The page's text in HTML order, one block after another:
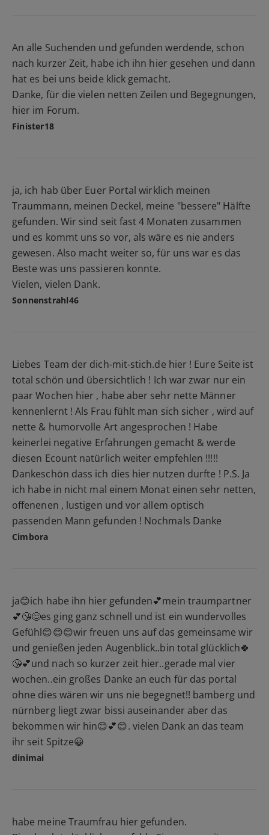
An alle Suchenden und gefunden werdende, schon
nach kurzer Zeit, habe ich ihn hier gesehen und dann
hat es bei uns beide klick gemacht.
Danke, für die vielen netten Zeilen und Begegnungen,
hier im Forum.
Finister18
ja, ich hab über Euer Portal wirklich meinen
Traummann, meinen Deckel, meine "bessere" Hälfte
gefunden. Wir sind seit fast 4 Monaten zusammen
und es kommt uns so vor, als wäre es nie anders
gewesen. Also macht weiter so, für uns war es das
Beste was uns passieren konnte.
Vielen, vielen Dank.
Sonnenstrahl46
Liebes Team der dich-mit-stich.de hier ! Eure Seite ist
total schön und übersichtlich ! Ich war zwar nur ein
paar Wochen hier , habe aber sehr nette Männer
kennenlernt ! Als Frau fühlt man sich sicher , wird auf
nette & humorvolle Art angesprochen ! Habe
keinerlei negative Erfahrungen gemacht & werde
diesen Ecount natürlich weiter empfehlen !!!!!
Dankeschön dass ich dies hier nutzen durfte ! P.S. Ja
ich habe in nicht mal einem Monat einen sehr netten,
offenenen , lustigen und vor allem optisch
passenden Mann gefunden ! Nochmals Danke
Cimbora
ja😊ich habe ihn hier gefunden💕mein traumpartner
💕😘😊es ging ganz schnell und ist ein wundervolles
Gefühl😊😊😊wir freuen uns auf das gemeinsame wir
und genießen jeden Augenblick..bin total glücklich🍀
😘💕und nach so kurzer zeit hier..gerade mal vier
wochen..ein großes Danke an euch für das portal
ohne dies wären wir uns nie begegnet!! bamberg und
nürnberg liegt zwar bissi auseinander aber das
bekommen wir hin😊💕😊. vielen Dank an das team
ihr seit Spitze😀
dinimai
habe meine Traumfrau hier gefunden.